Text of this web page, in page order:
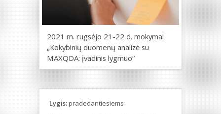
2021 m. rugsėjo 21-22 d. mokymai
„Kokybinių duomenų analizė su
MAXQDA: įvadinis lygmuo“
Lygis:pradedantiesiems